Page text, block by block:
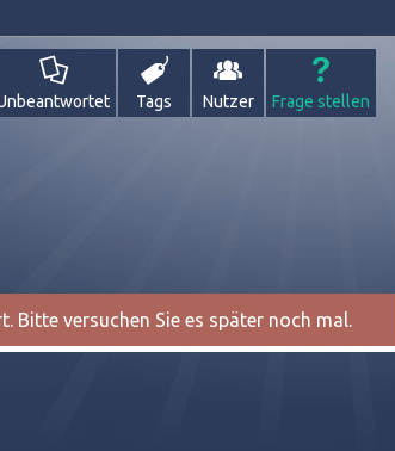
Tags Nutzer Frage stellen
Bitte versuchen Sie es später noch mal.